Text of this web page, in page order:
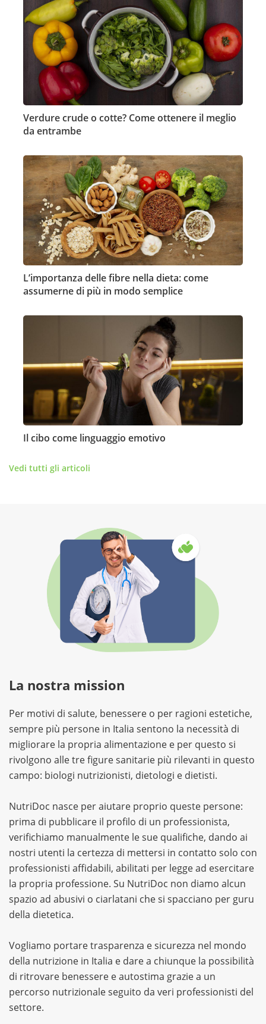
Verdure crude o cotte? Come ottenere il meglio
da entrambe
L’importanza delle fibre nella dieta: come
assumerne di più in modo semplice
Il cibo come linguaggio emotivo
Vedi tutti gli articoli
La nostra mission
Per motivi di salute, benessere o per ragioni estetiche,
sempre più persone in Italia sentono la necessità di
migliorare la propria alimentazione e per questo si
rivolgono alle tre figure sanitarie più rilevanti in questo
campo: biologi nutrizionisti, dietologi e dietisti.
NutriDoc nasce per aiutare proprio queste persone:
prima di pubblicare il profilo di un professionista,
verifichiamo manualmente le sue qualifiche, dando ai
nostri utenti la certezza di mettersi in contatto solo con
professionisti affidabili, abilitati per legge ad esercitare
la propria professione. Su NutriDoc non diamo alcun
spazio ad abusivi o ciarlatani che si spacciano per guru
della dietetica.
Vogliamo portare trasparenza e sicurezza nel mondo
della nutrizione in Italia e dare a chiunque la possibilità
di ritrovare benessere e autostima grazie a un
percorso nutrizionale seguito da veri professionisti del
settore.